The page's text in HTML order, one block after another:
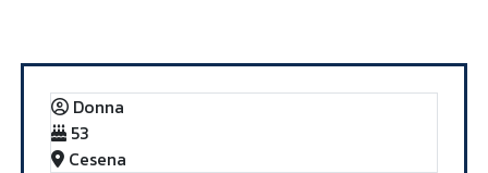
Annunci
Donna
53
Cesena